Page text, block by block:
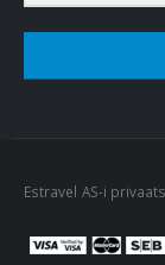
Estravel AS-i